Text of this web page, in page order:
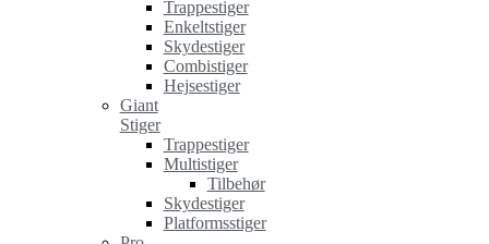
Trappestiger
Enkeltstiger
Skydestiger
Combistiger
Hejsestiger
Giant
Stiger
Trappestiger
Multistiger
Tilbehør
Skydestiger
Platformsstiger